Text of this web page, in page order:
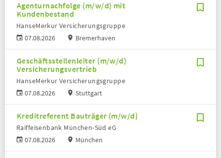
Agenturnachfolge (m/w/d) mit
Kundenbestand
07.08.2026
HanseMerkur Versicherungsgruppe
Bremerhaven
Geschäftsstellenleiter (m/w/d)
Versicherungsvertrieb
07.08.2026
HanseMerkur Versicherungsgruppe
Stuttgart
Kreditreferent Bauträger (m/w/d)
07.08.2026
Raiffeisenbank München-Süd eG
München